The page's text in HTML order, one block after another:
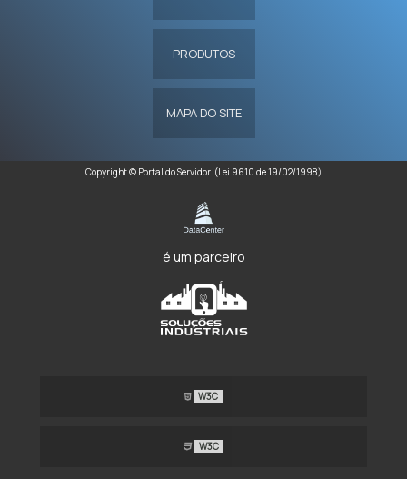
PRODUTOS
MAPA DO SITE
Copyright © Portal do Servidor. (Lei 9610 de 19/02/1998)
é um parceiro
W3C
W3C